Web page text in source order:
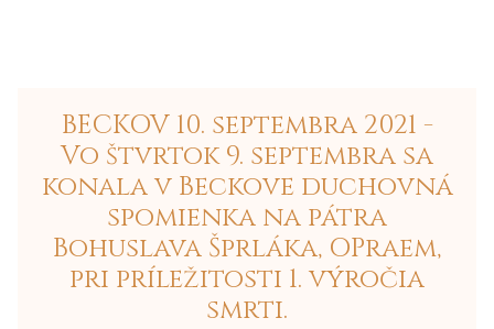
BECKOV 10. septembra 2021 -
Vo štvrtok 9. septembra sa
konala v Beckove duchovná
spomienka na pátra
Bohuslava Šprláka, OPraem,
pri príležitosti 1. výročia
smrti.